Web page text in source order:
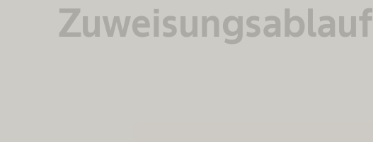
Zuweisungsablauf